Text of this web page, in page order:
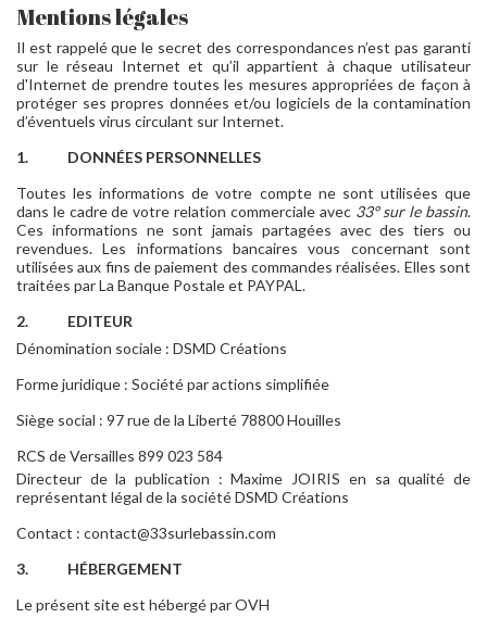
Mentions légales
Il est rappelé que le secret des correspondances n’est pas garanti
sur le réseau Internet et qu’il appartient à chaque utilisateur
d'Internet de prendre toutes les mesures appropriées de façon à
protéger ses propres données et/ou logiciels de la contamination
d’éventuels virus circulant sur Internet.
1.
DONNÉES PERSONNELLES
Toutes les informations de votre compte ne sont utilisées que
dans le cadre de votre relation commerciale avec 33° sur le bassin.
Ces informations ne sont jamais partagées avec des tiers ou
revendues. Les informations bancaires vous concernant sont
utilisées aux fins de paiement des commandes réalisées. Elles sont
traitées par La Banque Postale et PAYPAL.
2.
EDITEUR
Dénomination sociale : DSMD Créations
Forme juridique : Société par actions simplifiée
Siège social : 97 rue de la Liberté 78800 Houilles
RCS de Versailles 899 023 584
Directeur de la publication : Maxime JOIRIS en sa qualité de
représentant légal de la société DSMD Créations
Contact : contact@33surlebassin.com
3.
HÉBERGEMENT
Le présent site est hébergé par OVH